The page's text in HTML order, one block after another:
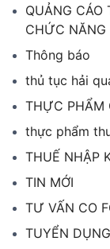
QUẢNG CÁO
CHỨC NĂNG
Thông báo
thủ tục hải
THỰC PHẨM
thực phẩm
THUẾ NHẬP
TIN MỚI
TƯ VẤN CO
TUYỂN DỤNG